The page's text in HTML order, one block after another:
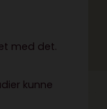
med det.
kunne